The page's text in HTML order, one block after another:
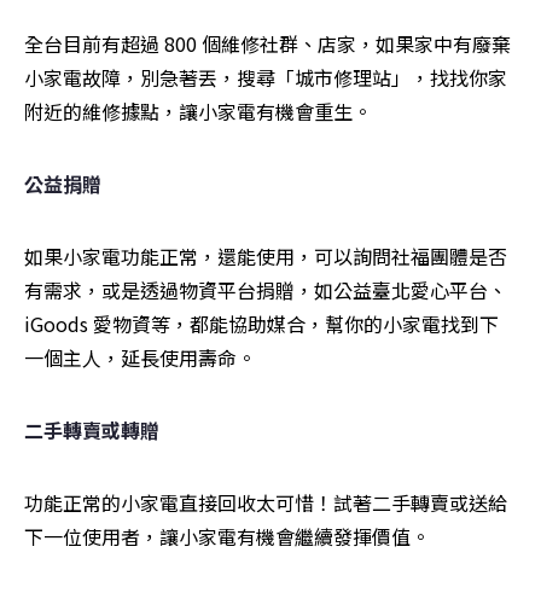
全台目前有超過 800 個維修社群、店家，如果家中有廢棄
小家電故障，別急著丟，搜尋「城市修理站」，找找你家
附近的維修據點，讓小家電有機會重生。
公益捐贈
如果小家電功能正常，還能使用，可以詢問社福團體是否
有需求，或是透過物資平台捐贈，如公益臺北愛心平台、
iGoods 愛物資等，都能協助媒合，幫你的小家電找到下
一個主人，延長使用壽命。
二手轉賣或轉贈
功能正常的小家電直接回收太可惜！試著二手轉賣或送給
下一位使用者，讓小家電有機會繼續發揮價值。